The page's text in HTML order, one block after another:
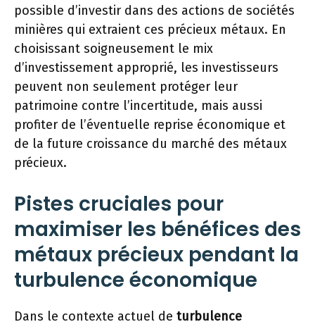
possible d’investir dans des actions de sociétés
minières qui extraient ces précieux métaux. En
choisissant soigneusement le mix
d’investissement approprié, les investisseurs
peuvent non seulement protéger leur
patrimoine contre l’incertitude, mais aussi
profiter de l’éventuelle reprise économique et
de la future croissance du marché des métaux
précieux.
Pistes cruciales pour
maximiser les bénéfices des
métaux précieux pendant la
turbulence économique
Dans le contexte actuel de turbulence